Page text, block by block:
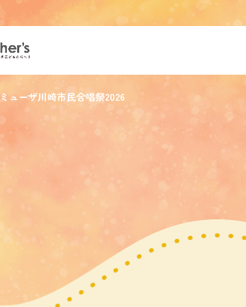
ミューザ川崎市民合唱祭2026